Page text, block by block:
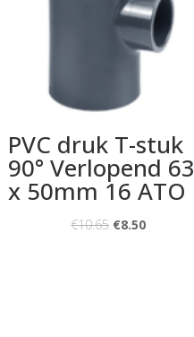
PVC druk T-stuk
90° Verlopend 63
x 50mm 16 ATO
€10.65 €8.50